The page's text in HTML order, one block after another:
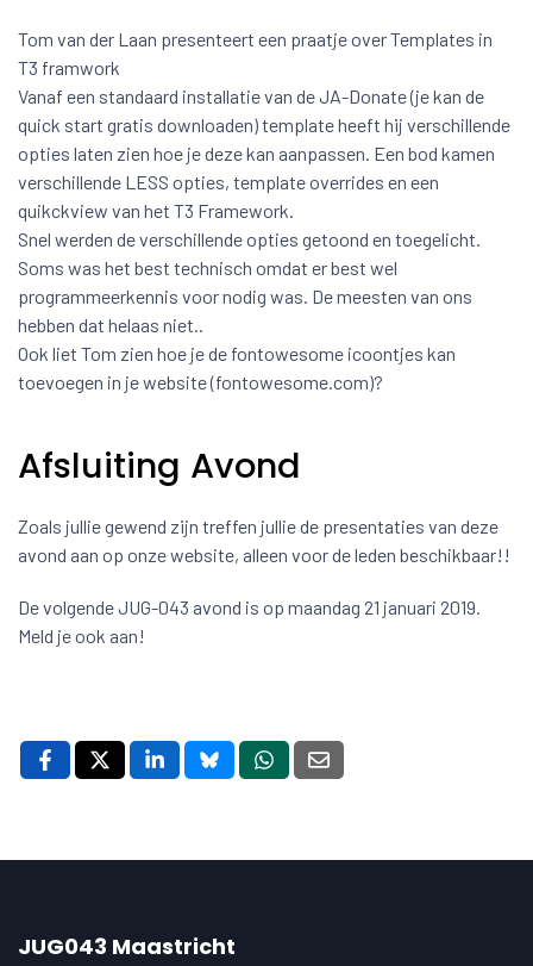
Tom van der Laan presenteert een praatje over Templates in
T3 framwork
Vanaf een standaard installatie van de JA-Donate (je kan de
quick start gratis downloaden) template heeft hij verschillende
opties laten zien hoe je deze kan aanpassen. Een bod kamen
verschillende LESS opties, template overrides en een
quikckview van het T3 Framework.
Snel werden de verschillende opties getoond en toegelicht.
Soms was het best technisch omdat er best wel
programmeerkennis voor nodig was. De meesten van ons
hebben dat helaas niet..
Ook liet Tom zien hoe je de fontowesome icoontjes kan
toevoegen in je website (fontowesome.com)?
Afsluiting Avond
Zoals jullie gewend zijn treffen jullie de presentaties van deze
avond aan op onze website, alleen voor de leden beschikbaar!!
De volgende JUG-043 avond is op maandag 21 januari 2019.
Meld je ook aan!
JUG043 Maastricht